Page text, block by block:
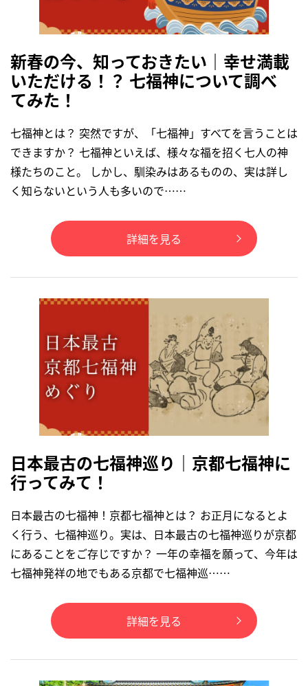
新春の今、知っておきたい｜幸せ満載
いただける！？ 七福神について調べ
てみた！
七福神とは？ 突然ですが、「七福神」すべてを言うことは
できますか？ 七福神といえば、様々な福を招く七人の神
様たちのこと。 しかし、馴染みはあるものの、実は詳し
く知らないという人も多いので……
詳細を見る
日本最古の七福神巡り｜京都七福神に
行ってみて！
日本最古の七福神！京都七福神とは？ お正月になるとよ
く行う、七福神巡り。実は、日本最古の七福神巡りが京都
にあることをご存じですか？ 一年の幸福を願って、今年は
七福神発祥の地でもある京都で七福神巡……
詳細を見る